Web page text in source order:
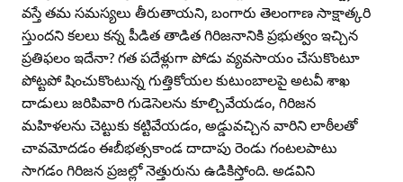
వస్తే తమ సమస్యలు తీరుతాయని, బంగారు తెలంగాణ సాక్షాత్కరి
స్తుందని కలలు కన్న పీడిత తాడిత గిరిజనానికి ప్రభుత్వం ఇచ్చిన
ప్రతిఫలం ఇదేనా? గత పదేళ్లుగా పోడు వ్యవసాయం చేసుకొంటూ
పోట్టపో షించుకొంటున్న గుత్తికోయల కుటుంబాలపై అటవీ శాఖ
దాడులు జరిపివారి గుడెసెలను కూల్చివేయడం, గిరిజన
మహిళలను చెట్టుకు కట్టివేయడం, అడ్డువచ్చిన వారిని లాఠీలతో
చావమోదడం ఈబీభత్సకాండ దాదాపు రెండు గంటలపాటు
సాగడం గిరిజన ప్రజల్లో నెత్తురును ఉడికిస్తోంది. అడవిని